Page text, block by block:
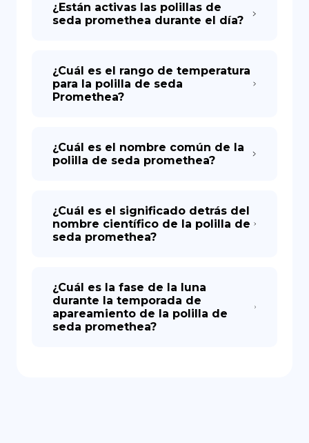
¿Están activas las polillas de
seda promethea durante el día?
¿Cuál es el rango de temperatura
para la polilla de seda
Promethea?
¿Cuál es el nombre común de la
polilla de seda promethea?
¿Cuál es el significado detrás del
nombre científico de la polilla de
seda promethea?
¿Cuál es la fase de la luna
durante la temporada de
apareamiento de la polilla de
seda promethea?